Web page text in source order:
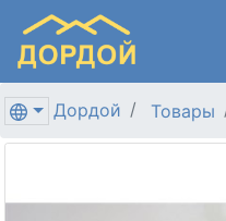
Дордой Товары